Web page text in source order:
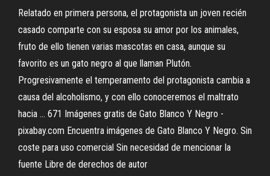
Relatado en primera persona, el protagonista un joven recién
casado comparte con su esposa su amor por los animales,
fruto de ello tienen varias mascotas en casa, aunque su
favorito es un gato negro al que llaman Plutón.
Progresivamente el temperamento del protagonista cambia a
causa del alcoholismo, y con ello conoceremos el maltrato
hacia ... 671 Imágenes gratis de Gato Blanco Y Negro -
pixabay.com Encuentra imágenes de Gato Blanco Y Negro. Sin
coste para uso comercial Sin necesidad de mencionar la
fuente Libre de derechos de autor